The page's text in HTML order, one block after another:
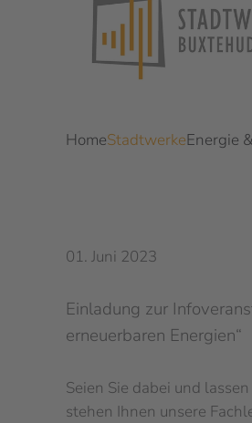
HomeStadtwerkeEnergie
01. Juni 2023
Einladung zur
erneuerbaren Energien“
Seien Sie dabei und
stehen Ihnen unsere